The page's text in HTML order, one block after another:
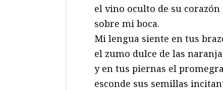
el vino oculto de su corazón
sobre mi boca.
Mi lengua siente en tus
el zumo dulce de las
y en tus piernas el
esconde sus semillas